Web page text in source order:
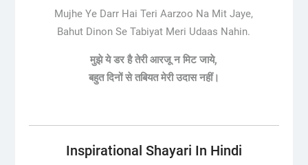
Mujhe Ye Darr Hai Teri Aarzoo Na Mit Jaye,
Bahut Dinon Se Tabiyat Meri Udaas Nahin.
मुझे ये डर है तेरी आरजू न मिट जाये,
बहुत दिनों से तबियत मेरीउदासनहीं।
Inspirational Shayari In Hindi